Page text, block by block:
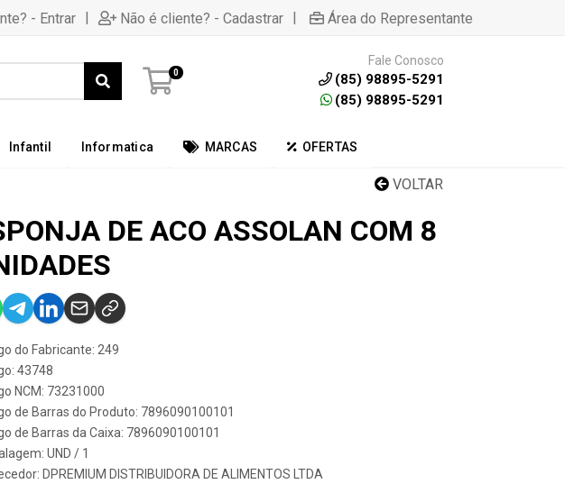
- Entrar | Não é cliente? - Cadastrar | Área do Representante
0
Fale Conosco
(85) 98895-5291
(85) 98895-5291
Infantil Informatica MARCAS OFERTAS
VOLTAR
DE ACO ASSOLAN COM 8
do Fabricante: 249
43748
NCM: 73231000
de Barras do Produto: 7896090100101
de Barras da Caixa: 7896090100101
UND / 1
DPREMIUM DISTRIBUIDORA DE ALIMENTOS LTDA